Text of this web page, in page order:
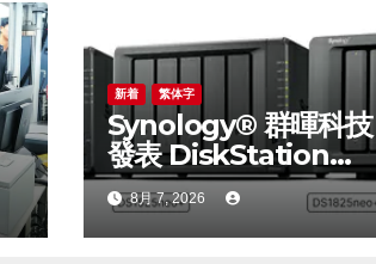
新着 繁体字
Synology® 群暉科技
發表 DiskStation
neo+ 系列，以低入手
門檻享有高效能體驗
8月 7, 2026